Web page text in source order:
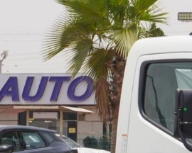
للوقود في فئته
تشغيل في فئته
في القيمة في فئته